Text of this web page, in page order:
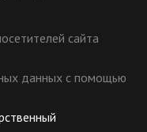
сайта
данных с помощью